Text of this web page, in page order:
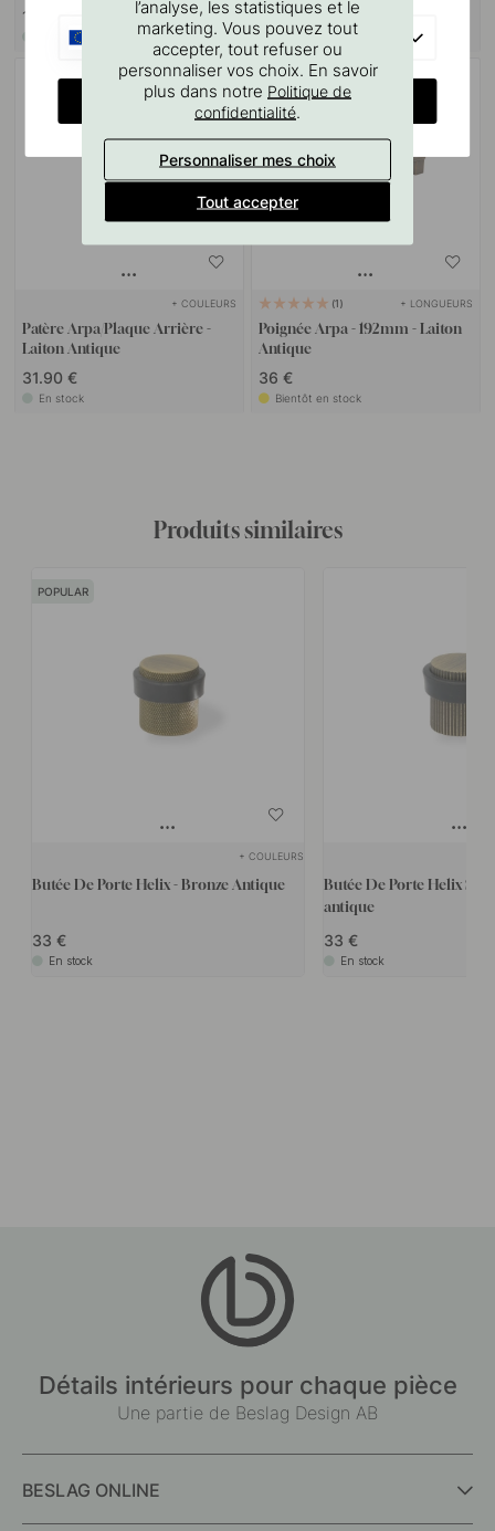
19 €
En stock
16 €
En stock
+ COULEURS
Patère Arpa/Plaque Arrière -
Laiton Antique
31.90 €
En stock
1 + LONGUEURS
Poignée Arpa - 192mm - Laiton
Antique
36 €
Bientôt en stock
Produits similaires
POPULAR
+ COULEURS
Butée De Porte Helix - Bronze Antique
33
En stock
Butée De Porte Helix
antique
33
En stock
Détails intérieurs pour chaque pièce
Une partie de Beslag Design AB
BESLAG ONLINE
l’analyse, les statistiques et le
marketing. Vous pouvez tout
accepter, tout refuser ou
personnaliser vos choix. En savoir
plus dans notre Politique de
confidentialité.
Personnaliser mes choix
Tout accepter
CHANGE COUNTRY